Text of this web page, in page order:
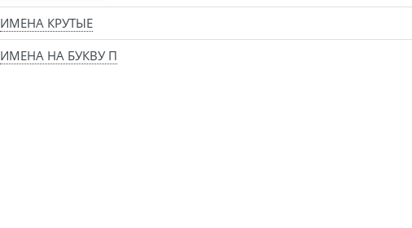
ИМЕНА КРУТЫЕ
ИМЕНА НА БУКВУ П